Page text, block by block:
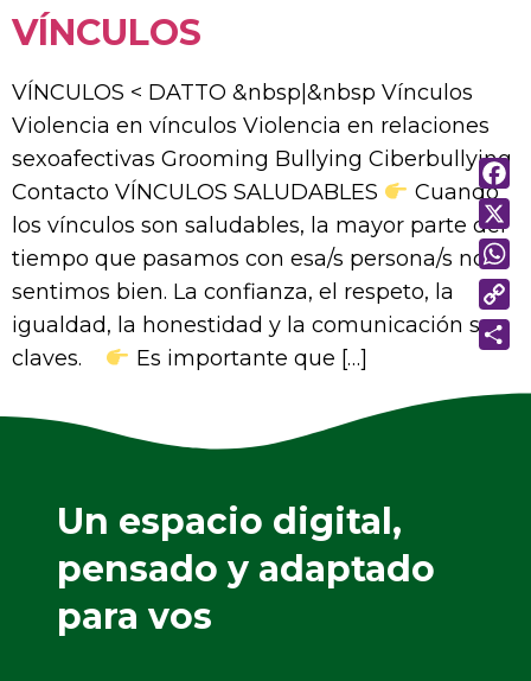
VÍNCULOS
VÍNCULOS < DATTO &nbsp|&nbsp Vínculos
Violencia en vínculos Violencia en relaciones
sexoafectivas Grooming Bullying Ciberbullying
Contacto VÍNCULOS SALUDABLES
Cuando
los vínculos son saludables, la mayor parte del
tiempo que pasamos con esa/s persona/s nos
sentimos bien. La confianza, el respeto, la
igualdad, la honestidad y la comunicación son
claves.
Es importante que […]
Un espacio digital,
pensado y adaptado
para vos
X
LINK